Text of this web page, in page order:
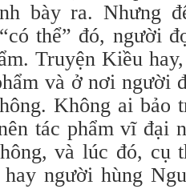
bày ra. Nhưng
thể” đó, người
Truyện Kiều
và ở nơi người
Không ai bảo
tác phẩm vĩ đại
và lúc đó, cụ
người hùng